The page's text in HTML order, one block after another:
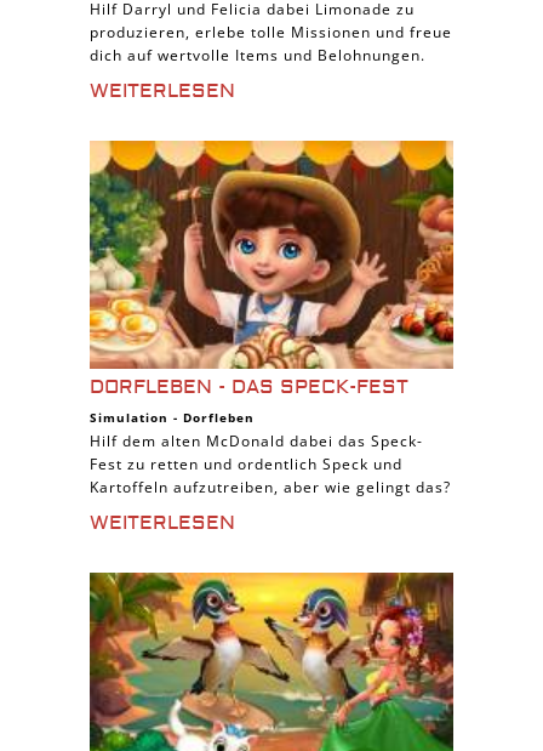
Hilf Darryl und Felicia dabei Limonade zu
produzieren, erlebe tolle Missionen und freue
dich auf wertvolle Items und Belohnungen.
WEITERLESEN
DORFLEBEN - DAS SPECK-FEST
Simulation - Dorfleben
Hilf dem alten McDonald dabei das Speck-
Fest zu retten und ordentlich Speck und
Kartoffeln aufzutreiben, aber wie gelingt das?
WEITERLESEN